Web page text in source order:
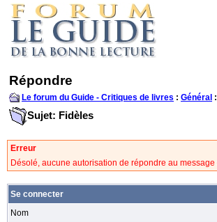
Répondre
Le forum du Guide - Critiques de livres : Général :
Sujet: Fidèles
Erreur
Désolé, aucune autorisation de répondre au
Se connecter
Nom